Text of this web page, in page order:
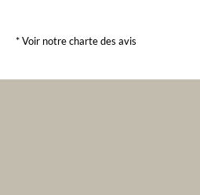
* Voir notre charte des avis